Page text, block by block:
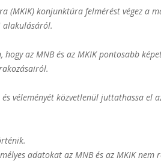
(MKIK) konjunktúra felmérést végez a
alakulásáról.
az MNB és az MKIK pontosabb
véleményét közvetlenül juttathassa el
adatokat az MNB és az MKIK nem